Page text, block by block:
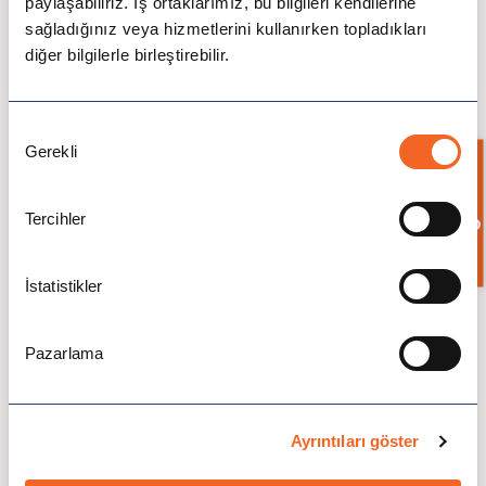
sağladığınız veya hizmetlerini kullanırken topladıkları
diğer bilgilerle birleştirebilir.
Seçimi
Gerekli
Tercihler
İstatistikler
Pazarlama
Ayrıntıları göster
Yüksek Lisans
Programları
and Organizational
Physics or Chemistry
Bilgi İste